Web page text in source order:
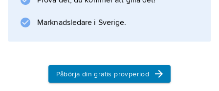
Marknadsledare i Sverige.
Påbörja din gratis provperiod